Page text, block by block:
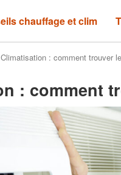
chauffage et clim
Climatisation : comment trouver
: comment